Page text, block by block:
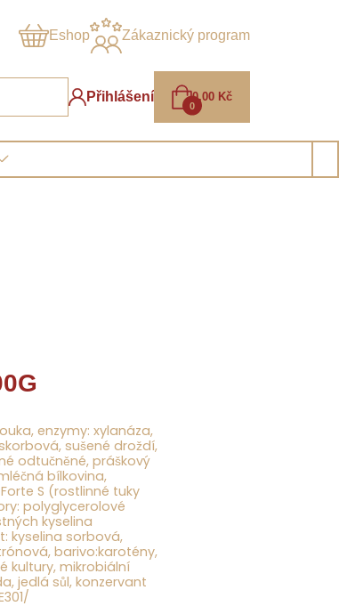
Eshop Zákaznický program
Přihlášení
0
0,00 Kč
, enzymy: xylanáza,
sušené droždí,
odtučněné, práškový
bílkovina,
S (rostlinné tuky
polyglycerolové
kyselina
kyselina sorbová,
barivo:karotény,
kultury, mikrobiální
jedlá sůl, konzervant